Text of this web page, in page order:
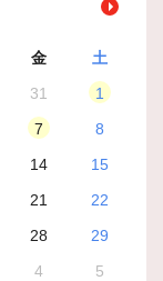
金
土
31
1
7
8
14
15
21
22
28
29
4 5